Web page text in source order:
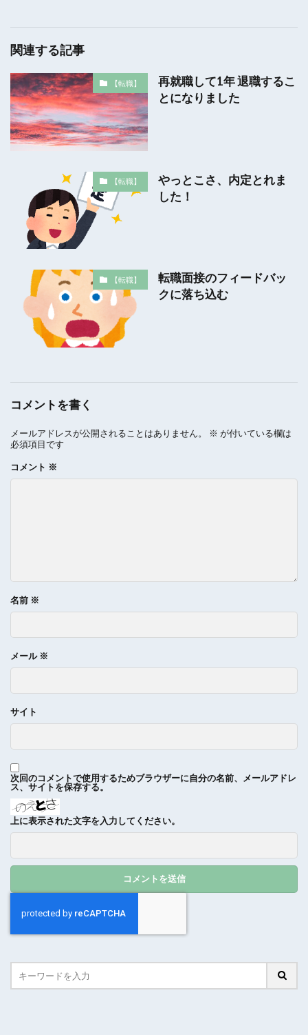
関連する記事
【転職】
再就職して1年 退職するこ
とになりました
【転職】
やっとこさ、内定とれま
した！
【転職】
転職面接のフィードバッ
クに落ち込む
コメントを書く
メールアドレスが公開されることはありません。 ※ が付いている欄は
必須項目です
コメント ※
名前 ※
メール ※
サイト
次回のコメントで使用するためブラウザーに自分の名前、メールアドレ
ス、サイトを保存する。
上に表示された文字を入力してください。